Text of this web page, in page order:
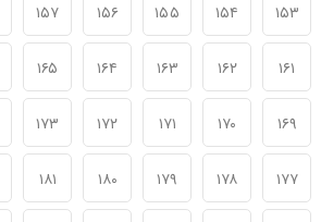
۱۵۳ ۱۵۴ ۱۵۵ ۱۵۶ ۱۵۷
۱۶۱ ۱۶۲ ۱۶۳ ۱۶۴ ۱۶۵
۱۶۹ ۱۷۰ ۱۷۱ ۱۷۲ ۱۷۳
۱۷۷ ۱۷۸ ۱۷۹ ۱۸۰ ۱۸۱